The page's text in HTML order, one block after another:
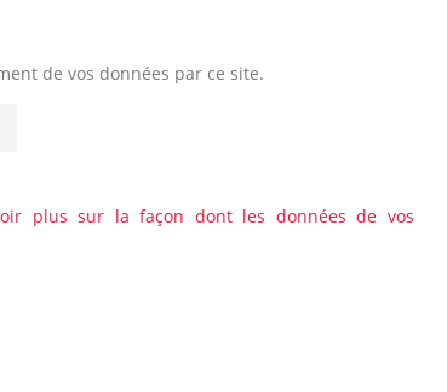
de vos données par ce site.
plus sur la façon dont les données de vos